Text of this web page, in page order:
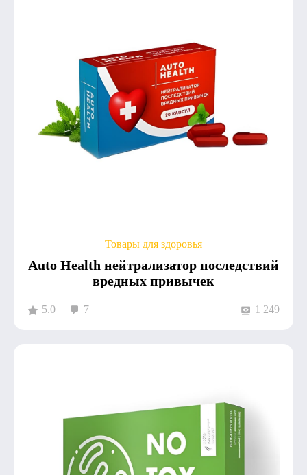
Товары для здоровья
Auto Health нейтрализатор последствий
вредных привычек
5.0 7 1 249